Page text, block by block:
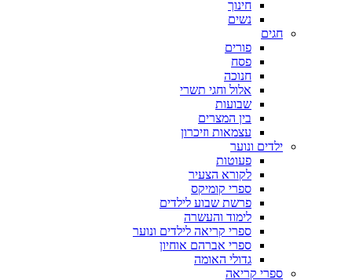
חינוך
נשים
חגים
פורים
פסח
חנוכה
אלול וחגי תשרי
שבועות
בין המצרים
עצמאות וזיכרון
ילדים ונוער
פעוטות
לקורא הצעיר
ספרי קומיקס
פרשת שבוע לילדים
לימוד והעשרה
ספרי קריאה לילדים ונוער
ספרי אברהם אוחיון
גדולי האומה
ספרי קריאה